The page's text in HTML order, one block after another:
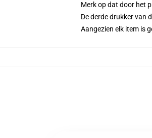
Merk op dat door het
De derde drukker van
Aangezien elk item is